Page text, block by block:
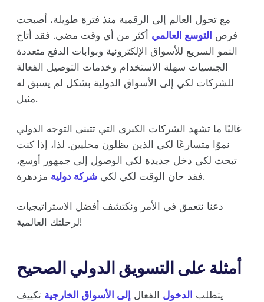
مع تحول العالم إلى الرقمية منذ فترة طويلة، أصبحت
فرص التوسع العالمي أكثر من أي وقت مضى. فقد أتاح
النمو السريع للأسواق الإلكترونية وبوابات الدفع متعددة
الجنسيات سهلة الاستخدام وخدمات التوصيل الفعالة
للشركات لكي إلى الأسواق الدولية بشكل لم يسبق له
مثيل.
غالبًا ما تشهد الشركات الكبرى التي تتبنى التوجه الدولي
نموًا متسارعًا لكي الذين يظلون محليين. لذا، إذا كنت
تبحث لكي دخل جديدة لكي الوصول إلى جمهور أوسع،
فقد حان الوقت لكي لكي شركة دولية مزدهرة.
دعنا نتعمق في الأمر ونكتشف أفضل الاستراتيجيات
لرحلتك العالمية!
أمثلة على التسويق الدولي الصحيح
يتطلب الدخول الفعال إلى الأسواق الخارجية تكييف